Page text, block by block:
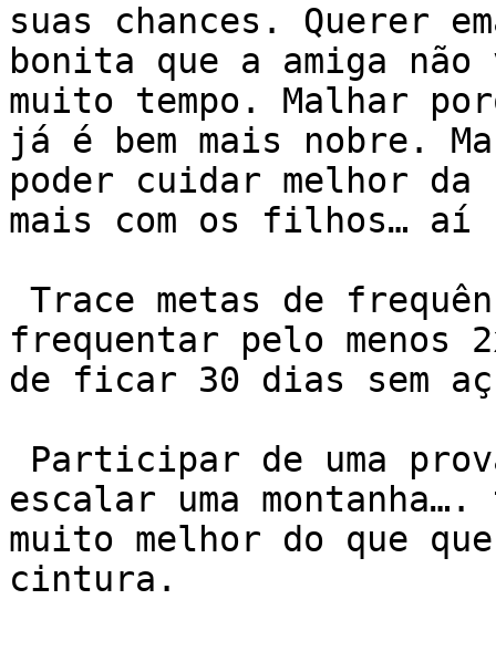
suas chances. Querer
bonita que a amiga
muito tempo. Malhar
já é bem mais nobre.
poder cuidar melhor
mais com os filhos… aí
frequentar pelo menos
de ficar 30 dias sem
escalar uma montanha….
muito melhor do que
cintura.